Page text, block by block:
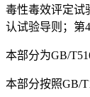
毒性毒效评定试
认试验导则；第
本部分为GB/
本部分按照GB/